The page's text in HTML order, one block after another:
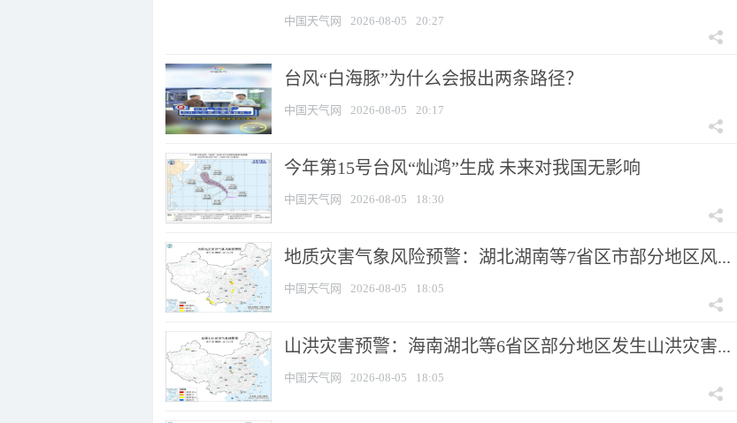
中国天气网 2026-08-05 20:27
台风“白海豚”为什么会报出两条路径？
中国天气网 2026-08-05 20:17
今年第15号台风“灿鸿”生成 未来对我国无影响
中国天气网 2026-08-05 18:30
地质灾害气象风险预警：湖北湖南等7省区市部分地区风...
中国天气网 2026-08-05 18:05
山洪灾害预警：海南湖北等6省区部分地区发生山洪灾害...
中国天气网 2026-08-05 18:05